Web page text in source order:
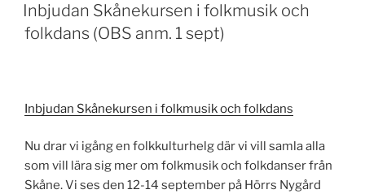
Inbjudan Skånekursen i folkmusik och
folkdans (OBS anm. 1 sept)
Inbjudan Skånekursen i folkmusik och folkdans
Nu drar vi igång en folkkulturhelg där vi vill samla alla
som vill lära sig mer om folkmusik och folkdanser från
Skåne. Vi ses den 12-14 september på Hörrs Nygård